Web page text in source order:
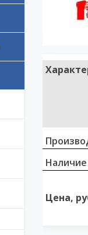
Наличие
Цена,